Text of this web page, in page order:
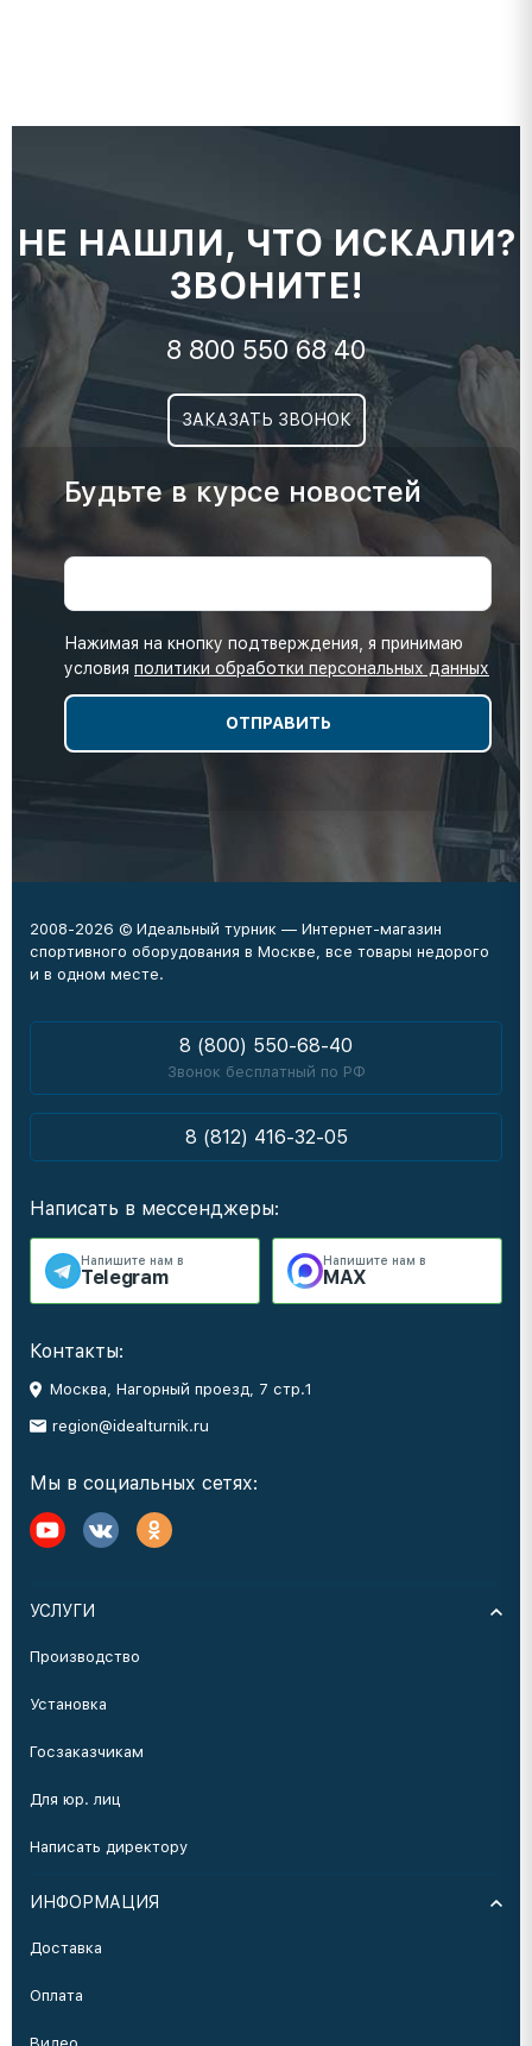
НЕ НАШЛИ, ЧТО ИСКАЛИ?
ЗВОНИТЕ!
8 800 550 68 40
ЗАКАЗАТЬ ЗВОНОК
Будьте в курсе новостей
Нажимая на кнопку подтверждения, я принимаю
условия политики обработки персональных данных
2008-2026 © Идеальный турник — Интернет-магазин
спортивного оборудования в Москве, все товары недорого
и в одном месте.
8 (800) 550-68-40
Звонок бесплатный по РФ
8 (812) 416-32-05
Написать в мессенджеры:
Напишите нам в
Telegram
Напишите нам в
MAX
Контакты:
Москва, Нагорный проезд, 7 стр.1
region@idealturnik.ru
Мы в социальных сетях:
УСЛУГИ
Производство
Установка
Госзаказчикам
Для юр. лиц
Написать директору
ИНФОРМАЦИЯ
Доставка
Оплата